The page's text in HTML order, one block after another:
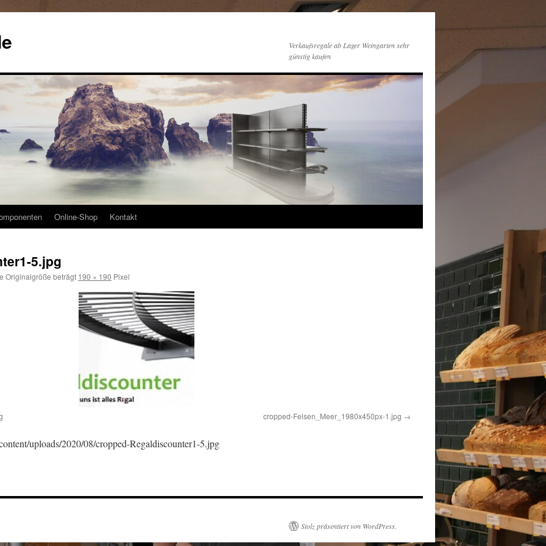
Verkaufsregale ab Lager Weingarten sehr
günstig kaufen
Online-Shop Kontakt
5.jpg
Originalgröße beträgt 190 × 190 Pixel
cropped-Felsen_Meer_1980x450px-1.jpg
uploads/2020/08/cropped-Regaldiscounter1-5.jpg
Stolz präsentiert von WordPress.